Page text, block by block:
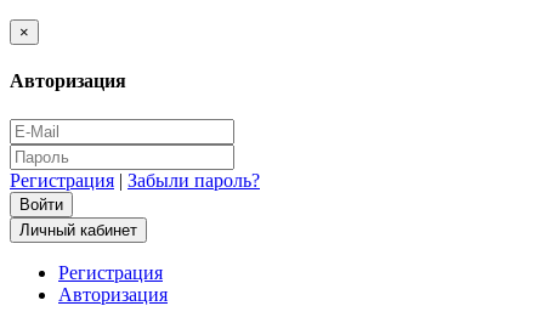
×
Авторизация
Регистрация | Забыли пароль?
Личный кабинет
Регистрация
Авторизация